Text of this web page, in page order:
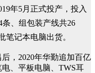
年5月正式投产，投入
、组包装产线共26
笔记本电脑出货。
，2020年华勤追加百亿
、平板电脑、TWS耳